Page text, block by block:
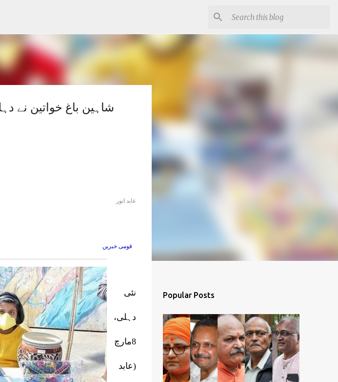
شاہین باغ خواتین نے
عابد انور
قومی خبریں
نئی
دہلی،
8مارچ
(عابد
Popular Posts